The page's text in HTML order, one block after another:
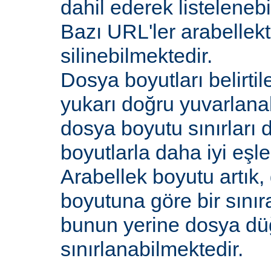
dahil ederek
Bazı URL'ler
silinebilmektedir.
Dosya boyutları
yukarı doğru
dosya boyutu sınırları
boyutlarla daha iyi
Arabellek boyutu
boyutuna göre bir
bunun yerine dosya
sınırlanabilmektedir.